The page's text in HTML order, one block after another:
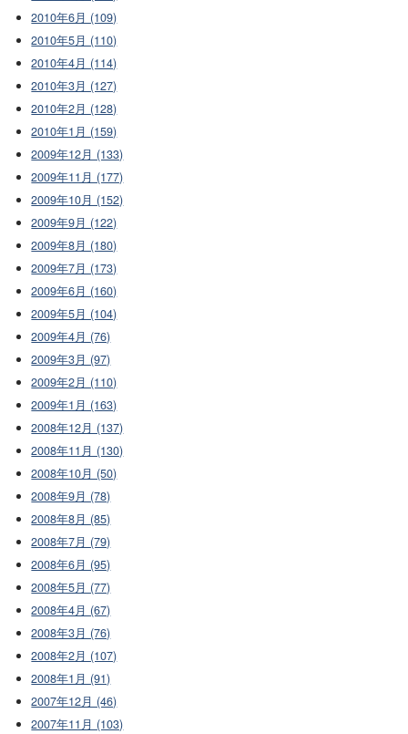
2010年6月 (109)
2010年5月 (110)
2010年4月 (114)
2010年3月 (127)
2010年2月 (128)
2010年1月 (159)
2009年12月 (133)
2009年11月 (177)
2009年10月 (152)
2009年9月 (122)
2009年8月 (180)
2009年7月 (173)
2009年6月 (160)
2009年5月 (104)
2009年4月 (76)
2009年3月 (97)
2009年2月 (110)
2009年1月 (163)
2008年12月 (137)
2008年11月 (130)
2008年10月 (50)
2008年9月 (78)
2008年8月 (85)
2008年7月 (79)
2008年6月 (95)
2008年5月 (77)
2008年4月 (67)
2008年3月 (76)
2008年2月 (107)
2008年1月 (91)
2007年12月 (46)
2007年11月 (103)